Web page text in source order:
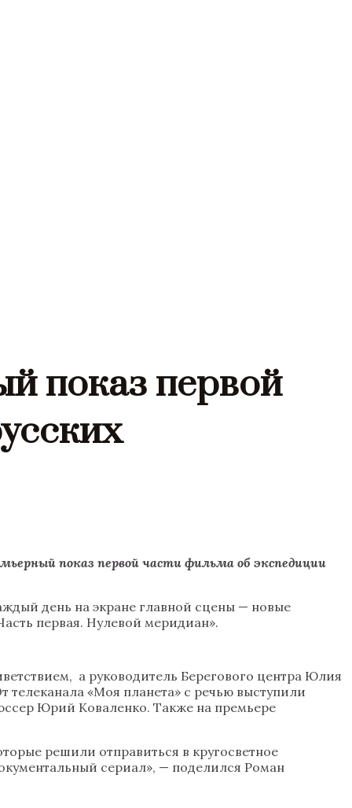
показ первой
показ первой части фильма об экспедиции
день на экране главной сцены — новые
первая. Нулевой меридиан».
а руководитель Берегового центра Юлия
«Моя планета» с речью выступили
Юрий Коваленко. Также на премьере
решили отправиться в кругосветное
сериал», — поделился Роман